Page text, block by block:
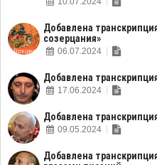
Добавлена
созерцания»
06.07.2024
Добавлена
17.06.2024
Добавлена
09.05.2024
Добавлена